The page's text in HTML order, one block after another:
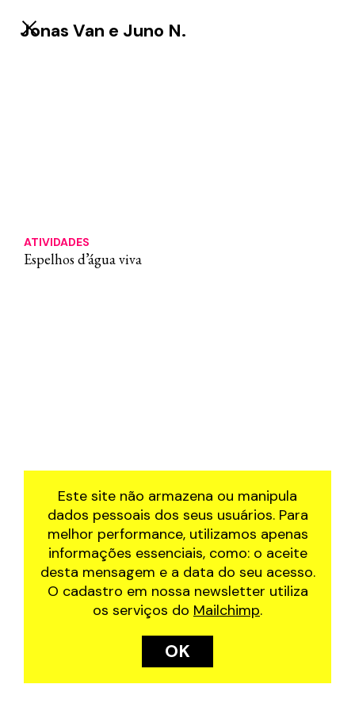
Jonas Van e Juno N.
ATIVIDADES
⁠Espelhos d’água viva
Este site não armazena ou manipula
dados pessoais dos seus usuários. Para
melhor performance, utilizamos apenas
informações essenciais, como: o aceite
desta mensagem e a data do seu acesso.
O cadastro em nossa newsletter utiliza
os serviços do Mailchimp.
OK